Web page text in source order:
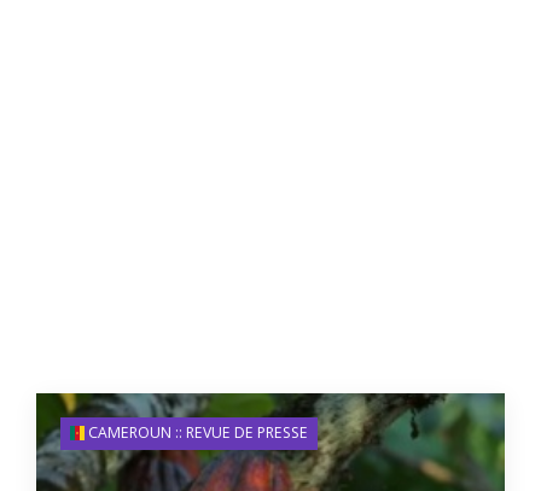
CAMEROUN :: REVUE DE PRESSE